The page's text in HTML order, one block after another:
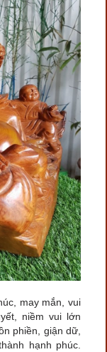
may mắn, vui
niềm vui lớn
phiền, giận dữ,
hạnh phúc.